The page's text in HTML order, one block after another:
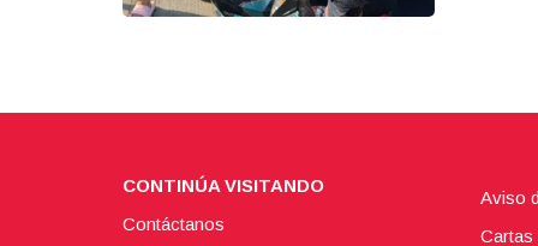
CONTINÚA VISITANDO
Contáctanos
Aviso
Cartas